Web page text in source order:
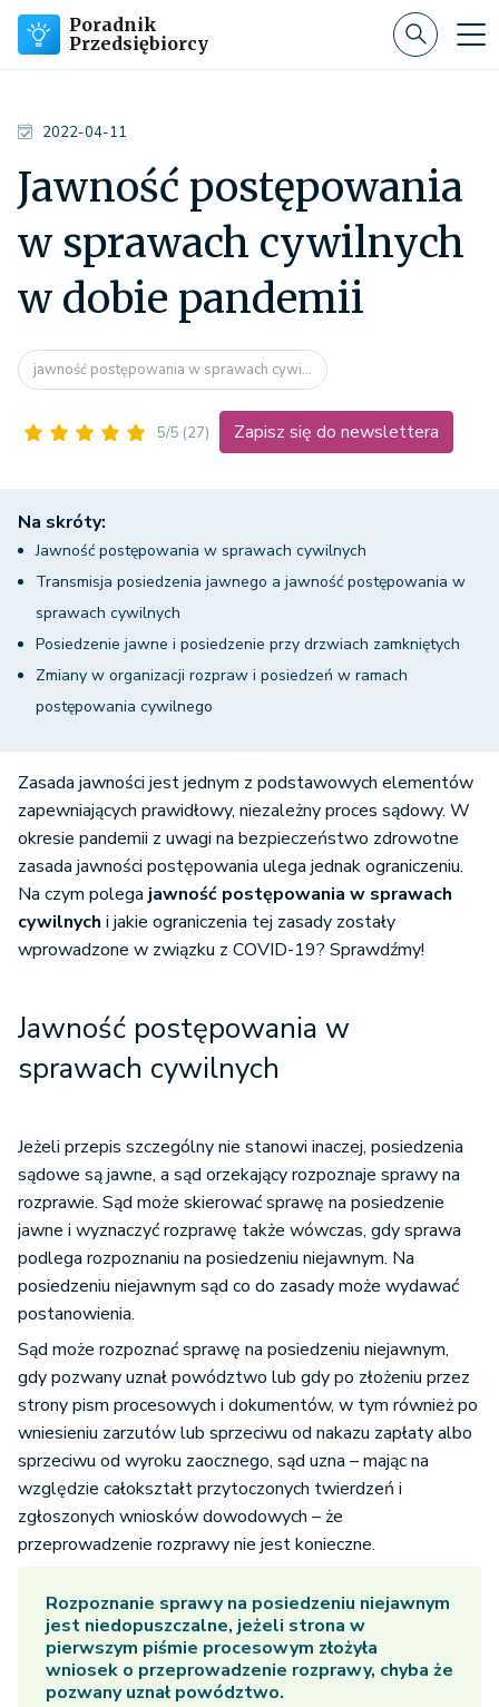
Poradnik
Przedsiębiorcy
2022-04-11
Jawność postępowania
w sprawach cywilnych
w dobie pandemii
jawność postępowania w sprawach cywi...
5/5 (27) Zapisz się do newslettera
Na skróty:
Jawność postępowania w sprawach cywilnych
Transmisja posiedzenia jawnego a jawność postępowania w
sprawach cywilnych
Posiedzenie jawne i posiedzenie przy drzwiach zamkniętych
Zmiany w organizacji rozpraw i posiedzeń w ramach
postępowania cywilnego
Zasada jawności jest jednym z podstawowych elementów
zapewniających prawidłowy, niezależny proces sądowy. W
okresie pandemii z uwagi na bezpieczeństwo zdrowotne
zasada jawności postępowania ulega jednak ograniczeniu.
Na czym polega jawność postępowania w sprawach
cywilnych i jakie ograniczenia tej zasady zostały
wprowadzone w związku z COVID-19? Sprawdźmy!
Jawność postępowania w
sprawach cywilnych
Jeżeli przepis szczególny nie stanowi inaczej, posiedzenia
sądowe są jawne, a sąd orzekający rozpoznaje sprawy na
rozprawie. Sąd może skierować sprawę na posiedzenie
jawne i wyznaczyć rozprawę także wówczas, gdy sprawa
podlega rozpoznaniu na posiedzeniu niejawnym. Na
posiedzeniu niejawnym sąd co do zasady może wydawać
postanowienia.
Sąd może rozpoznać sprawę na posiedzeniu niejawnym,
gdy pozwany uznał powództwo lub gdy po złożeniu przez
strony pism procesowych i dokumentów, w tym również po
wniesieniu zarzutów lub sprzeciwu od nakazu zapłaty albo
sprzeciwu od wyroku zaocznego, sąd uzna – mając na
względzie całokształt przytoczonych twierdzeń i
zgłoszonych wniosków dowodowych – że
przeprowadzenie rozprawy nie jest konieczne.
Rozpoznanie sprawy na posiedzeniu niejawnym
jest niedopuszczalne, jeżeli strona w
pierwszym piśmie procesowym złożyła
wniosek o przeprowadzenie rozprawy, chyba że
pozwany uznał powództwo.